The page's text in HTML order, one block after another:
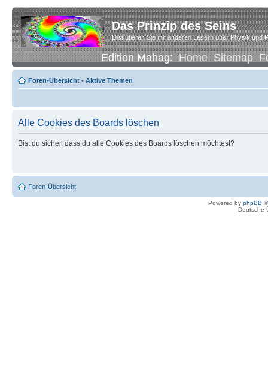
Das Prinzip des Seins
Diskutieren Sie mit anderen Lesern über Physik und
Edition Mahag:Home Sitemap
Foren-Übersicht • Aktive Themen
Alle Cookies des Boards löschen
Bist du sicher, dass du alle Cookies des Boards löschen möchtest?
Foren-Übersicht
Powered by phpBB
Deutsche